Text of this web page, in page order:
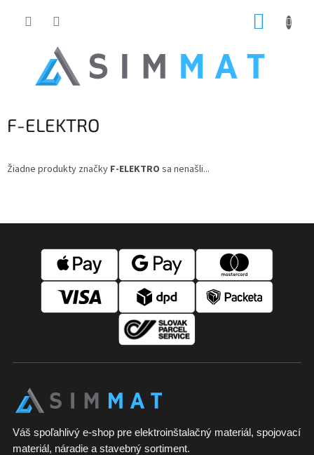
F-ELEKTRO
Žiadne produkty značky F-ELEKTRO sa nenašli...
Váš spoľahlivý e-shop pre elektroinštalačný materiál, spojovací
materiál, náradie a stavebný sortiment.